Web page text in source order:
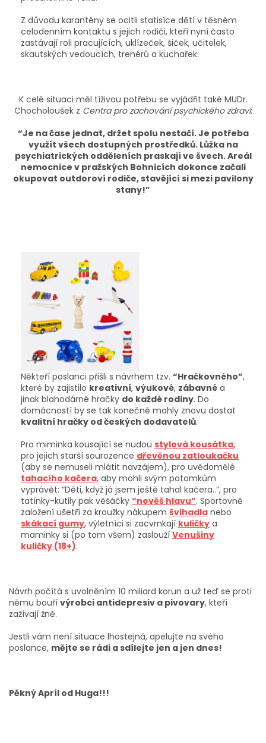
Z důvodu karantény se ocitli statisíce dětí v těsném
celodenním kontaktu s jejich rodiči, kteří nyní často
zastávají roli pracujících, uklízeček, šiček, učitelek,
skautských vedoucích, trenérů a kuchařek.
K celé situaci měl tíživou potřebu se vyjádřit také MUDr.
Chocholoušek z Centra pro zachování psychického zdraví:
“Je na čase jednat, držet spolu nestačí. Je potřeba
využít všech dostupných prostředků. Lůžka na
psychiatrických odděleních praskají ve švech. Areál
nemocnice v pražských Bohnicích dokonce začali
okupovat outdoroví rodiče, stavějící si mezi pavilony
stany!”
Někteří poslanci přišli s návrhem tzv. “Hračkovného”,
které by zajistilo kreativní, výukové, zábavné a
jinak blahodárné hračky do každé rodiny. Do
domácností by se tak konečně mohly znovu dostat
kvalitní hračky od českých dodavatelů.
Pro miminka kousající se nudou stylová kousátka,
pro jejich starší sourozence dřevěnou zatloukačku
(aby se nemuseli mlátit navzájem), pro uvědomělé
tahacího kačera, aby mohli svým potomkům
vyprávět: “Děti, když já jsem ještě tahal kačera..”, pro
tatínky-kutily pak věšáčky “nevěš hlavu”. Sportovně
založení ušetří za kroužky nákupem švihadla nebo
skákací gumy, výletníci si zacvrnkají kuličky a
maminky si (po tom všem) zaslouží Venušiny
kuličky (18+).
Návrh počítá s uvolněním 10 miliard korun a už teď se proti
němu bouří výrobci antidepresiv a pivovary, kteří
zažívají žně.
Jestli vám není situace lhostejná, apelujte na svého
poslance, mějte se rádi a sdílejte jen a jen dnes!
Pěkný Apríl od Huga!!!